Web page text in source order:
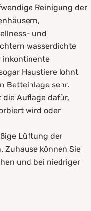
Reinigung der
und
wasserdichte
inkontinente
Haustiere lohnt
Betteinlage sehr.
die Auflage dafür,
wird oder
Lüftung der
Zuhause können Sie
und bei niedriger